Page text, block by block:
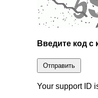
Введите код с
Отправить
Your support ID